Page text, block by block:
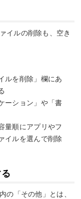
イルの削除も、空き
ルを削除」欄にあ
ーション」や「書
量順にアプリやフ
イルを選んで削除
の「その他」とは、